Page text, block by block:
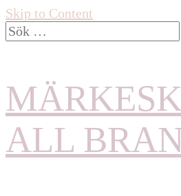
Skip to Content
Sök
efter:
ALL